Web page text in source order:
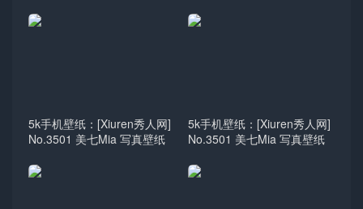
5k手机壁纸：[Xiuren秀人网]
No.3501 美七Mia 写真壁纸
5k手机壁纸：[Xiuren秀人网]
No.3501 美七Mia 写真壁纸